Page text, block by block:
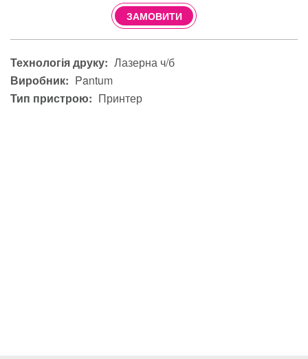
ЗАМОВИТИ
Технологія друку: Лазерна ч/б
Виробник: Pantum
Тип пристрою: Принтер